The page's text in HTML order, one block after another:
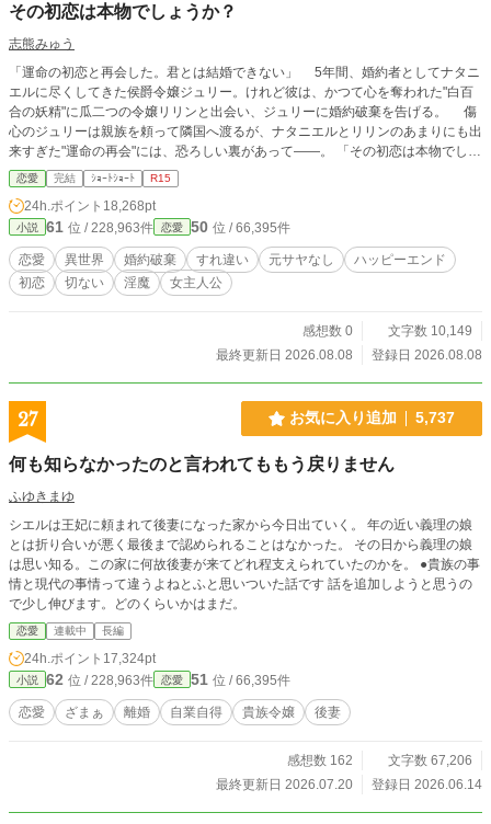
その初恋は本物でしょうか？
志熊みゅう
「運命の初恋と再会した。君とは結婚できない」 5年間、婚約者としてナタニ
エルに尽くしてきた侯爵令嬢ジュリー。けれど彼は、かつて心を奪われた"白百
合の妖精"に瓜二つの令嬢リリンと出会い、ジュリーに婚約破棄を告げる。 傷
心のジュリーは親族を頼って隣国へ渡るが、ナタニエルとリリンのあまりにも出
来すぎた"運命の再会"には、恐ろしい裏があって――。 「その初恋は本物でしょ
うか？」 初恋に囚われた男と、初恋に別れを告げる令嬢の、切ない恋物語。
☆この小説には自死に関わる表現があります。
恋愛 完結 ｼｮｰﾄｼｮｰﾄ R15
24h.ポイント 18,268pt
小説 61 位 / 228,963件 恋愛 50 位 / 66,395件
恋愛 異世界 婚約破棄 すれ違い 元サヤなし
ハッピーエンド
初恋
切ない 淫魔 女主人公
感想数 0
文字数 10,149
最終更新日 2026.08.08
登録日 2026.08.08
27 お気に入り追加 5,737
何も知らなかったのと言われてももう戻りません
ふゆきまゆ
シエルは王妃に頼まれて後妻になった家から今日出ていく。 年の近い義理の娘
とは折り合いが悪く最後まで認められることはなかった。 その日から義理の娘
は思い知る。この家に何故後妻が来てどれ程支えられていたのかを。 ●貴族の事
情と現代の事情って違うよねとふと思いついた話です 話を追加しようと思うの
で少し伸びます。どのくらいかはまだ。
恋愛 連載中 長編
24h.ポイント 17,324pt
小説 62 位 / 228,963件 恋愛 51 位 / 66,395件
恋愛 ざまぁ 離婚 自業自得 貴族令嬢 後妻
感想数 162
文字数 67,206
最終更新日 2026.07.20
登録日 2026.06.14